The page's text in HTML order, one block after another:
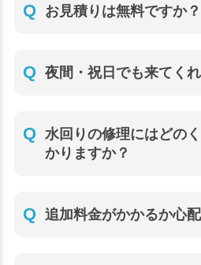
Q お見積りは無料ですか？
Q 夜間・祝日でも来てく
Q 水回りの修理にはどの
かりますか？
Q 追加料金がかかるか心